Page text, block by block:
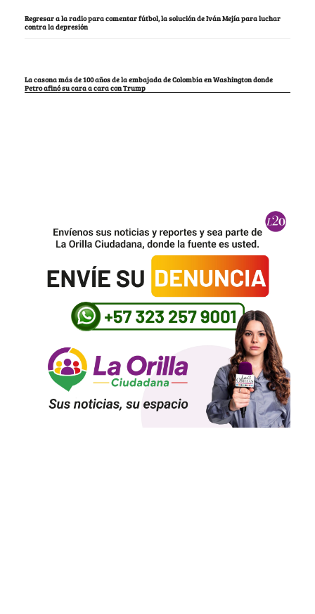
Regresar a la radio para comentar fútbol, la solución de Iván Mejía para luchar
contra la depresión
La casona más de 100 años de la embajada de Colombia en Washington donde
Petro afinó su cara a cara con Trump